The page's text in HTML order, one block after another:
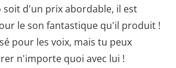
soit d'un prix abordable, il est
le son fantastique qu'il produit !
pour les voix, mais tu peux
n'importe quoi avec lui !